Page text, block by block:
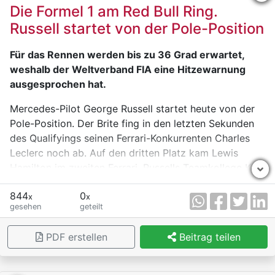
Weltmeister Lando Norris (McLaren) wurde hinter
Isack Hadjar (Red Bull) enttäuschender Siebter, die
Liam Lawson und Arvid Lindblad.
Audi ging als Elfter (Gabriel Bortoleto) und Zwölfter
weiterhin seit dem Saisonauftakt auf den nächsten
Punkt.
Die Formel 1 am Red Bull Ring.
Russell startet von der Pole-Position
Für das Rennen werden bis zu 36 Grad erwartet,
weshalb der Weltverband FIA eine Hitzewarnung
ausgesprochen hat.
Mercedes-Pilot George Russell startet heute von der
Pole-Position. Der Brite fing in den letzten Sekunden
des Qualifyings seinen Ferrari-Konkurrenten Charles
Leclerc noch ab. Auf den dritten Platz kam Lewis
Hamilton im zweiten Ferrari. Russells Teamkollege Kimi
Antonelli landete auf dem vierten Platz vor Max
Verstappen, der in einer sehr schnellen Runde ins
Kiesbett abflog. "Ich weiß noch nicht woran es lag"
meinte Verstappen zerknirscht.
Die Hitze wird vor allem die Fans auf den nicht
überdachten Tribünen am Red-Bull-Ring treffen. Die
Veranstalter empfehlen das Tragen einer
844x
gesehen
0x
geteilt
PDF erstellen Beitrag teilen